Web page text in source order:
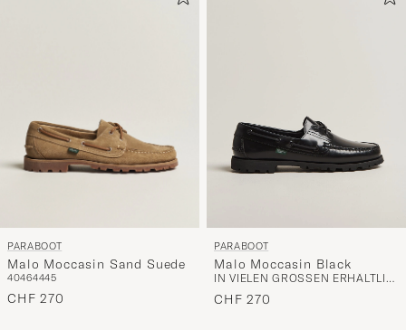
PARABOOT
Malo Moccasin Sand Suede
40464445
CHF 270
PARABOOT
Malo Moccasin Black
IN VIELEN GRÖSSEN ERHÄLTLICH
CHF 270